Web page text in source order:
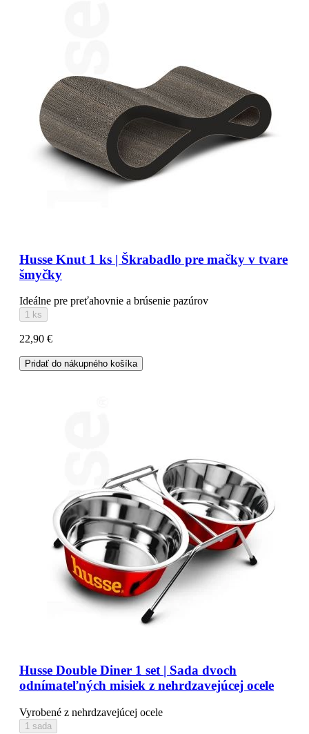
Husse Knut 1 ks | Škrabadlo pre mačky v tvare
šmyčky
Ideálne pre preťahovnie a brúsenie pazúrov
1 ks
22,90 €
Pridať do nákupného košíka
Husse Double Diner 1 set | Sada dvoch
odnímateľných misiek z nehrdzavejúcej ocele
Vyrobené z nehrdzavejúcej ocele
1 sada